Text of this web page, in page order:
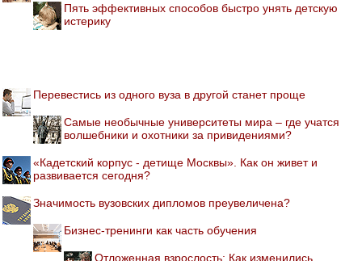
Пять эффективных способов быстро унять детскую
истерику
Перевестись из одного вуза в другой станет проще
Самые необычные университеты мира – где учатся
волшебники и охотники за привидениями?
«Кадетский корпус - детище Москвы». Как он живет и
развивается сегодня?
Значимость вузовских дипломов преувеличена?
Бизнес-тренинги как часть обучения
Отложенная взрослость: Как изменились